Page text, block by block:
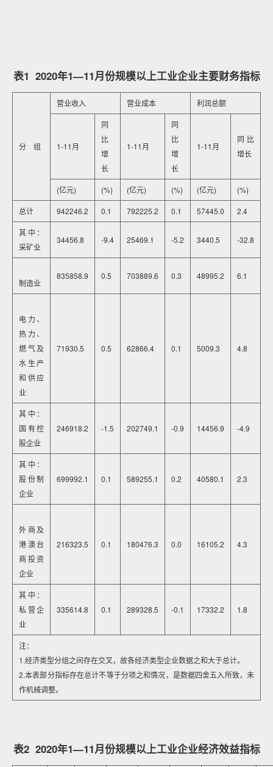
表1 2020年1—11月份规模以上工业企业主要财务指标
分 组
营业收入 营业成本 利润总额
1-11月
同
比
增
长
1-11月
同
比
增
长
1-11月
同比
增长
(亿元) (%) (亿元) (%) (亿元) (%)
总计 942246.2 0.1 792225.2 0.1 57445.0 2.4
其中：
采矿业
34456.8 -9.4 25469.1 -5.2 3440.5 -32.8
制造业
835858.9 0.5 703889.6 0.3 48995.2 6.1
电力、
热力、
燃气及
水生产
和供应
业
71930.5 0.5 62866.4 0.1 5009.3 4.8
其中：
国有控
股企业
246918.2 -1.5 202749.1 -0.9 14456.9 -4.9
其中：
股份制
企业
699992.1 0.1 589255.1 0.2 40580.1 2.3
外商及
港澳台
商投资
企业
216323.5 0.1 180476.3 0.0 16105.2 4.3
其中：
私营企
业
335614.8 0.1 289328.5 -0.1 17332.2 1.8
注：
1.经济类型分组之间存在交叉，故各经济类型企业数据之和大于总计。
2.本表部分指标存在总计不等于分项之和情况，是数据四舍五入所致，未
作机械调整。
表2 2020年1—11月份规模以上工业企业经济效益指标